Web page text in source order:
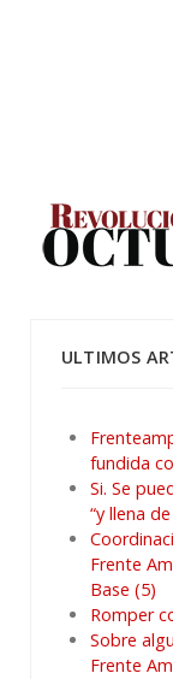
ULTIMOS
fundida
Si. Se
“y llena
Frente
Base (5)
Romper
Sobre
Frente